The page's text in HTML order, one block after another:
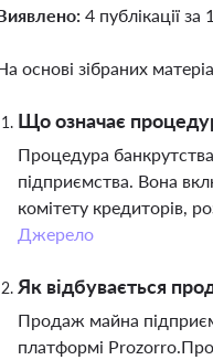
4 публікації за
основі зібраних
Що означає
Процедура
підприємства. Вона
комітету кредиторів,
Джерело
Як відбувається
Продаж майна
платформі